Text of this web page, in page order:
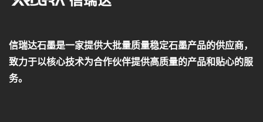
信瑞达石墨是一家提供大批量质量稳定石墨产品的供应商，
致力于以核心技术为合作伙伴提供高质量的产品和贴心的服
务。